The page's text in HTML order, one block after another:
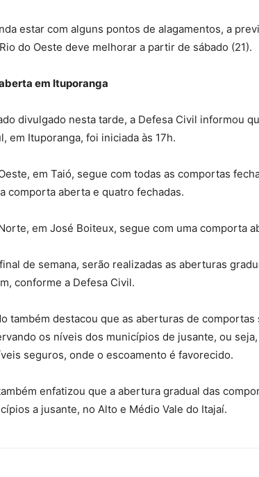
estar com alguns pontos de alagamentos, a
do Oeste deve melhorar a partir de sábado (21).
em Ituporanga
divulgado nesta tarde, a Defesa Civil informou
em Ituporanga, foi iniciada às 17h.
em Taió, segue com todas as comportas
comporta aberta e quatro fechadas.
em José Boiteux, segue com uma comporta
de semana, serão realizadas as aberturas
conforme a Defesa Civil.
também destacou que as aberturas de
os níveis dos municípios de jusante, ou
seguros, onde o escoamento é favorecido.
enfatizou que a abertura gradual das
a jusante, no Alto e Médio Vale do Itajaí.